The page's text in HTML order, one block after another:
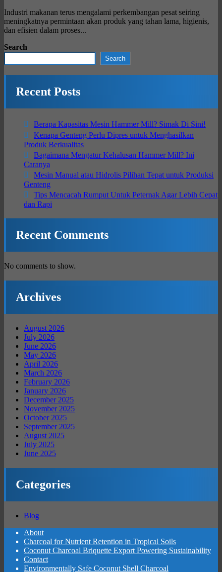
Industri makanan terus mengalami perkembangan pesat seiring
meningkatnya permintaan akan produk yang tahan lama, higienis,
dan efisien dalam proses...
Search
Search
Recent Posts
Berapa Kapasitas Mesin Hammer Mill? Simak Di Sini!
Kenapa Genteng Perlu Dipres untuk Menghasilkan
Produk Berkualitas
Bagaimana Mengatur Kehalusan Hammer Mill? Ini
Caranya
Mesin Manual atau Hidrolis Pilihan Tepat untuk Produksi
Genteng
Tips Mencacah Rumput Untuk Peternak Agar Lebih Cepat
dan Rapi
Recent Comments
No comments to show.
Archives
August 2026
July 2026
June 2026
May 2026
April 2026
March 2026
February 2026
January 2026
December 2025
November 2025
October 2025
September 2025
August 2025
July 2025
June 2025
Categories
Blog
About
Charcoal for Nutrient Retention in Tropical Soils
Coconut Charcoal Briquette Export Powering Sustainability
Contact
Environmentally Safe Coconut Shell Charcoal